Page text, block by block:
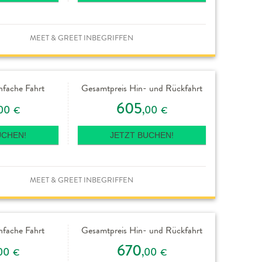
MEET & GREET INBEGRIFFEN
Fahrt
€
Gesamtpreis Hin- und Rückfahrt
605,00 €
JETZT BUCHEN!
MEET & GREET INBEGRIFFEN
Fahrt
€
Gesamtpreis Hin- und Rückfahrt
670,00 €